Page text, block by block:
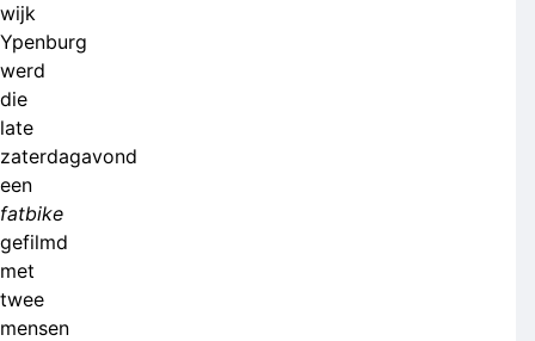
wijk
Ypenburg
werd
die
late
zaterdagavond
een
fatbike
gefilmd
met
twee
mensen